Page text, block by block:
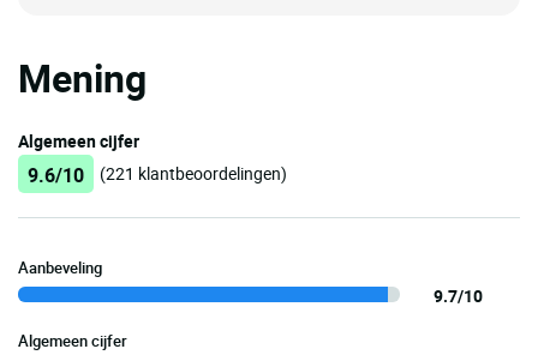
Mening
Algemeen cijfer
9.6/10 (221 klantbeoordelingen)
Aanbeveling
9.7/10
Algemeen cijfer